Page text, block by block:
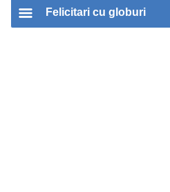
Felicitari cu globuri